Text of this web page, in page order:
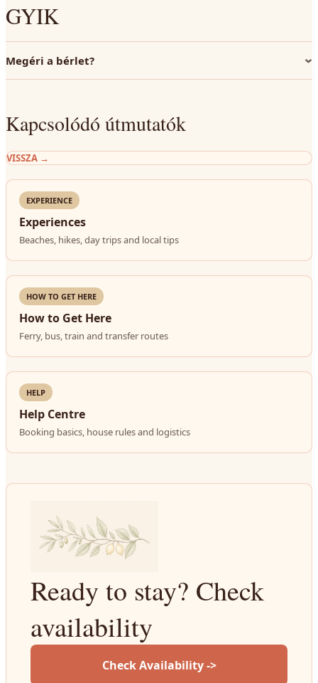
GYIK
Megéri a bérlet?
Kapcsolódó útmutatók
VISSZA →
EXPERIENCE
Experiences
Beaches, hikes, day trips and local tips
HOW TO GET HERE
How to Get Here
Ferry, bus, train and transfer routes
HELP
Help Centre
Booking basics, house rules and logistics
Ready to stay? Check
availability
Check Availability ->